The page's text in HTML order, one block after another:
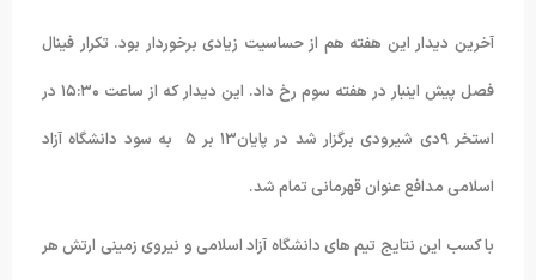
آخرین دیدار این هفته هم از حساسیت زیادی برخوردار بود. تکرار فینال
فصل پیش اینبار در هفته سوم رخ داد. این دیدار که از ساعت ۱۵:۳۰ در
استخر ۹دی شیرودی برگزار شد در پایان۱۳ بر ۵ به سود دانشگاه آزاد
اسلامی مدافع عنوان قهرمانی تمام شد.
با کسب این نتایج تیم های دانشگاه آزاد اسلامی و نیروی زمینی ارتش هر